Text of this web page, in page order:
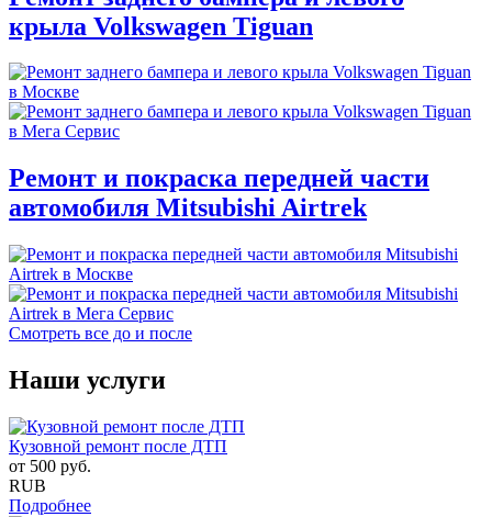
крыла Volkswagen Tiguan
Ремонт и покраска передней части
автомобиля Mitsubishi Airtrek
Смотреть все до и после
Наши услуги
Кузовной ремонт после ДТП
от 500 руб.
RUB
Подробнее